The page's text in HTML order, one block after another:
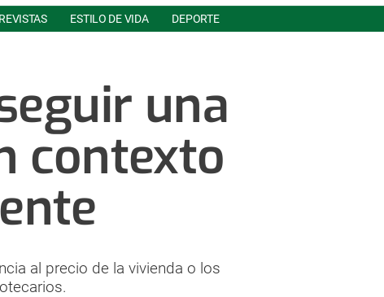
ESTILO DE VIDA DEPORTE
una
contexto
al precio de la vivienda o los